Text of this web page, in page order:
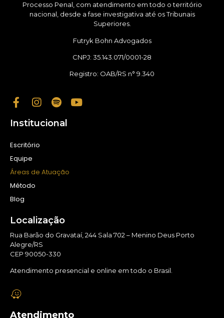
Processo Penal, com atendimento em todo o território
nacional, desde a fase investigativa até os Tribunais
Superiores.
Futryk Bohn Advogados
CNPJ: 35.143.071/0001-28
Registro: OAB/RS n° 9.340
Institucional
Escritório
Equipe
Áreas de Atuação
Método
Blog
Localização
Rua Barão do Gravataí, 244 Sala 702 – Menino Deus Porto
Alegre/RS
CEP 90050-330
Atendimento presencial e online em todo o Brasil.
Atendimento